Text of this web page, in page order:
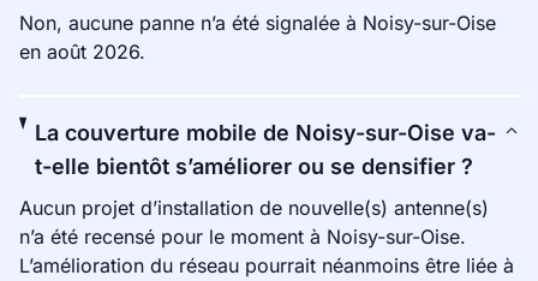
Non, aucune panne n’a été signalée à Noisy-sur-Oise
en août 2026.
La couverture mobile de Noisy-sur-Oise va-
t-elle bientôt s’améliorer ou se densifier ?
Aucun projet d’installation de nouvelle(s) antenne(s)
n’a été recensé pour le moment à Noisy-sur-Oise.
L’amélioration du réseau pourrait néanmoins être liée à